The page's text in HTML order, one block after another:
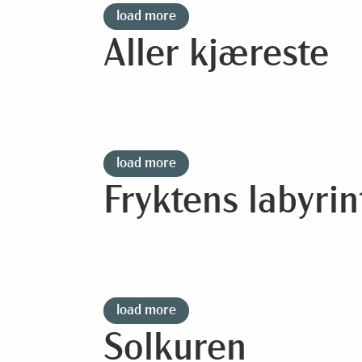
load more
Aller kjæreste
load more
Fryktens
load more
Solkuren